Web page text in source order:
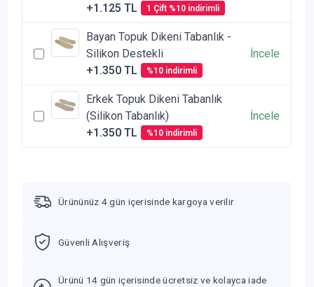
+1.125 TL
1 Çift %10 indirimli
Bayan Topuk Dikeni Tabanlık -
Silikon Destekli
+1.350 TL
%10 indirimli
İncele
Erkek Topuk Dikeni Tabanlık
(Silikon Tabanlık)
+1.350 TL
%10 indirimli
İncele
Ürününüz 4 gün içerisinde kargoya verilir
Güvenli Alışveriş
Ürünü 14 gün içerisinde ücretsiz ve kolayca iade